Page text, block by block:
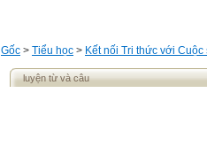
Gốc > Tiểu học > Kết nối Tri thức với Cuộc
luyện từ và câu